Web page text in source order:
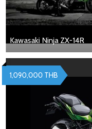
Kawasaki Ninja ZX-14R
1,090,000 THB